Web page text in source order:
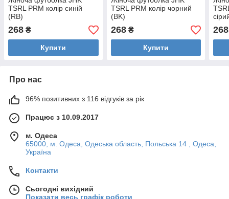
TSRL PRM колір синій
(RB)
268 ₴
Купити
TSRL PRM колір чорний
(BK)
268₴
Купити
268
Про нас
96% позитивних з 116 відгуків за рік
Працює з 10.09.2017
м. Одеса
65000, м. Одеса, Одеська область, Польська 14 , Одеса,
Україна
Контакти
Сьогодні вихідний
Показати весь графік роботи